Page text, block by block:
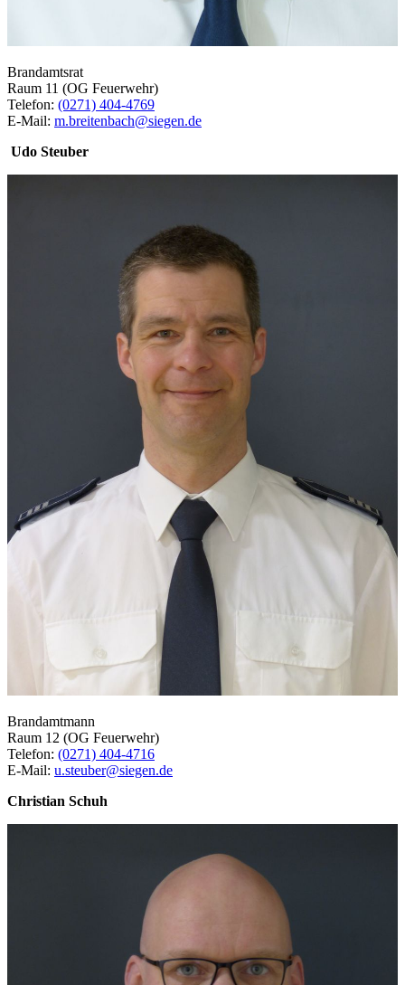
Brandamtsrat
Raum 11 (OG Feuerwehr)
Telefon: (0271) 404-4769
E-Mail: m.breitenbach@siegen.de
Udo Steuber
Brandamtmann
Raum 12 (OG Feuerwehr)
Telefon: (0271) 404-4716
E-Mail: u.steuber@siegen.de
Christian Schuh